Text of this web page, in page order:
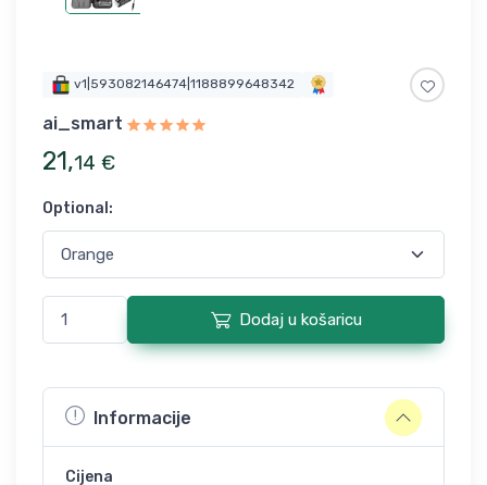
v1|593082146474|1188899648342
ai_smart
21,14 €
Optional :
Dodaj u košaricu
Informacije
Cijena